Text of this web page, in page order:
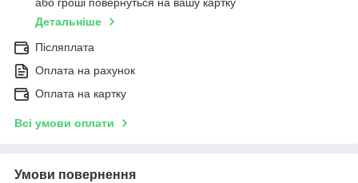
або гроші повернуться на вашу картку
Детальніше
Післяплата
Оплата на рахунок
Оплата на картку
Всі умови оплати
Умови повернення